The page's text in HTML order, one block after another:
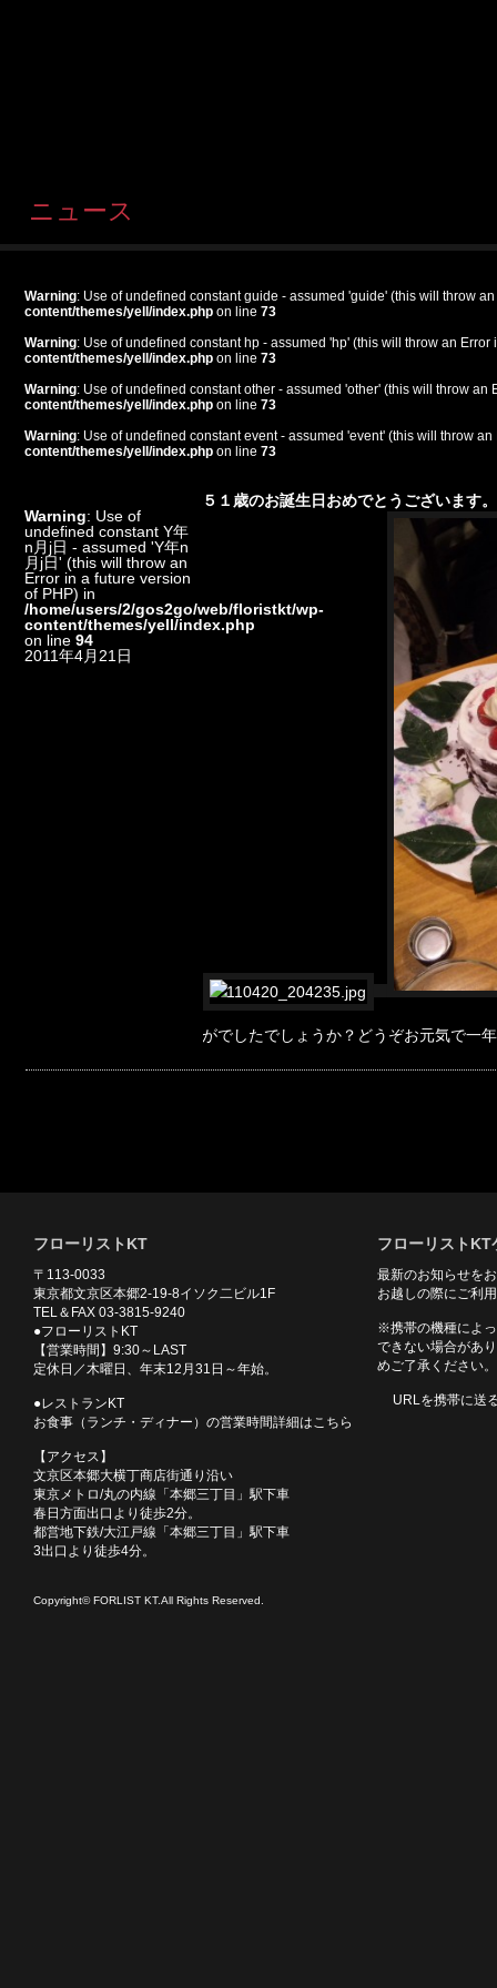
ニュース
Warning: Use of undefined constant guide - assumed 'guide' (this will throw
content/themes/yell/index.php on line73
Warning: Use of undefined constant hp - assumed 'hp' (this will throw an
content/themes/yell/index.php on line73
Warning: Use of undefined constant other - assumed 'other' (this will throw
content/themes/yell/index.php on line73
Warning: Use of undefined constant event - assumed 'event' (this will throw
content/themes/yell/index.php on line73
Warning: Use of
undefined constant Y年
n月j日 - assumed 'Y年n
月j日' (this will throw an
Error in a future version
of PHP) in
/home/users/2/gos2go/web/floristkt/wp-
content/themes/yell/index.php
on line94
2011年4月21日
５１歳のお誕生日おめでとうございます。
がでしたでしょうか？どうぞお元気で一
フローリストKT
〒113-0033
東京都文京区本郷2-19-8イソク二ビル1F
TEL＆FAX 03-3815-9240
●フローリストKT
【営業時間】9:30～LAST
定休日／木曜日、年末12月31日～年始。
●レストランKT
お食事（ランチ・ディナー）の営業時間詳細はこちら
【アクセス】
文京区本郷大横丁商店街通り沿い
東京メトロ/丸の内線「本郷三丁目」駅下車
春日方面出口より徒歩2分。
都営地下鉄/大江戸線「本郷三丁目」駅下車
3出口より徒歩4分。
フローリストKT
最新のお知らせを
お越しの際にご利
※携帯の機種によ
できない場合があ
めご了承ください。
URLを携帯に送
Copyright© FORLIST KT.All Rights Reserved.